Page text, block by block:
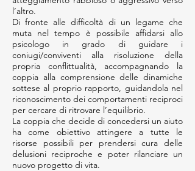
l’altro.
Di fronte alle difficoltà di un legame che
muta nel tempo è possibile affidarsi allo
psicologo in grado di guidare i
coniugi/conviventi alla risoluzione della
propria conflittualità, accompagnando la
coppia alla comprensione delle dinamiche
sottese al proprio rapporto, guidandola nel
riconoscimento dei comportamenti reciproci
per cercare di ritrovare l’equilibrio.
La coppia che decide di concedersi un aiuto
ha come obiettivo attingere a tutte le
risorse possibili per prendersi cura delle
delusioni reciproche e poter rilanciare un
nuovo progetto di vita.